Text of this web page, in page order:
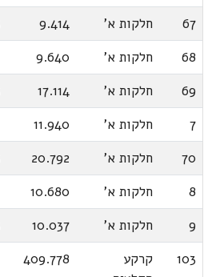
67
חלקות א' 9.414
68
חלקות א' 9.640
69
חלקות א' 17.114
7
חלקות א' 11.940
70
חלקות א' 20.792
8
חלקות א' 10.680
9
חלקות א' 10.037
103
קרקע
409.778